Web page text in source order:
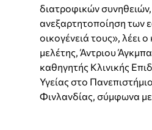
διατροφικών συνηθειών,
ανεξαρτητοποίηση των
οικογένειά τους», λέει
μελέτης, Άντριου
καθηγητής Κλινικής
Υγείας στο
Φινλανδίας, σύμφωνα